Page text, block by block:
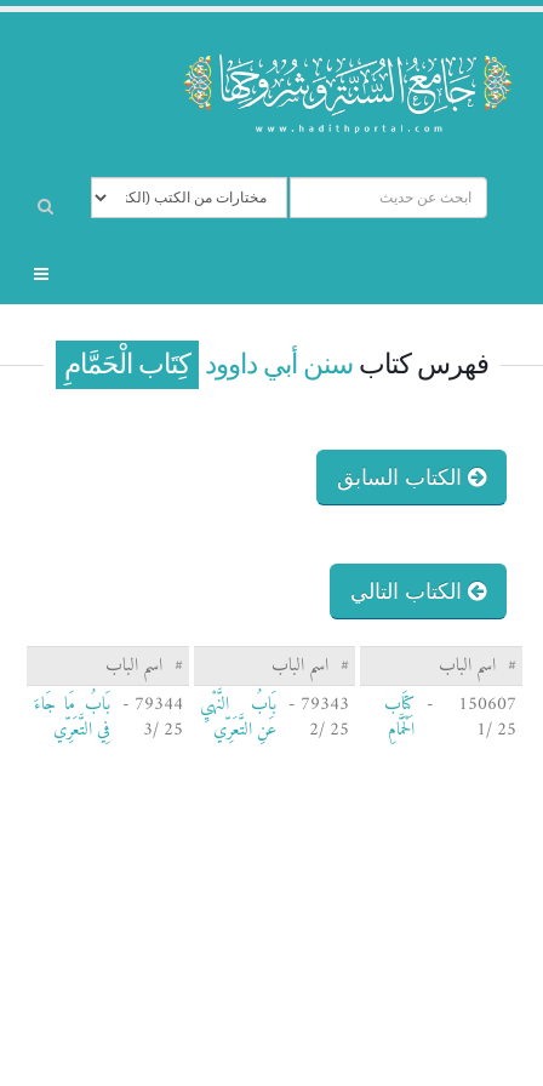
فهرس كتابسنن أبي داوود كِتَاب الْحَمَّامِ
الكتاب السابق
الكتاب التالي
# اسم الباب # اسم الباب # اسم الباب
150607 -
25 /1
كِتَاب
الْحَمَّامِ
79343 -
25 /2
بَابُ النَّهْيِ
عَنِ التَّعَرِّي
79344 -
25 /3
بَابُ مَا جَاءَ
فِي التَّعَرِّي